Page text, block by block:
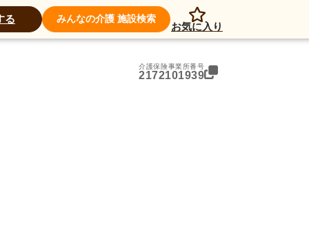
る みんなの介護 施設検索
お気に入り
介護保険事業所番号
2172101939